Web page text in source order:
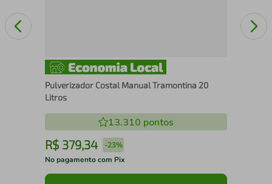
Pulverizador Costal Manual Tramontina 20
Litros
13.310 pontos
R$ 379,34 -23%
No pagamento com Pix